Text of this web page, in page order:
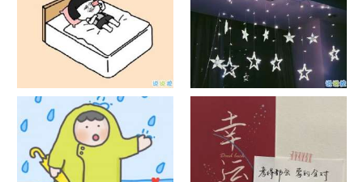
谐音梗土味情话大全带图片 油
腻搞笑的土味情话
很酷的霸气句子带图片 最新霸
气说说高冷范